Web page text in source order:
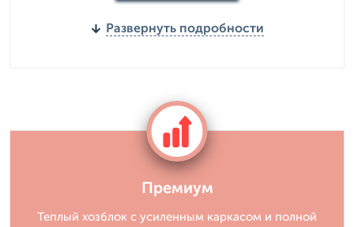
Развернуть подробности
Премиум
Теплый хозблок с усиленным каркасом и полной